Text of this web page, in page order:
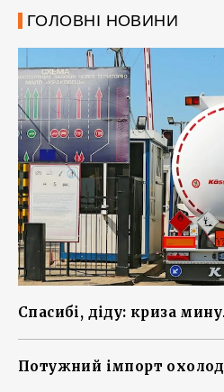
ГОЛОВНІ НОВИНИ
Спасибі, діду: криза
Потужний імпорт